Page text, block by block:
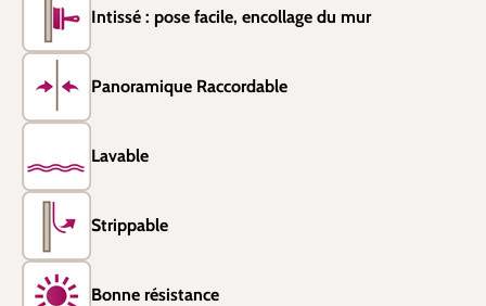
Intissé : pose facile, encollage du mur
Panoramique Raccordable
Lavable
Strippable
Bonne résistance